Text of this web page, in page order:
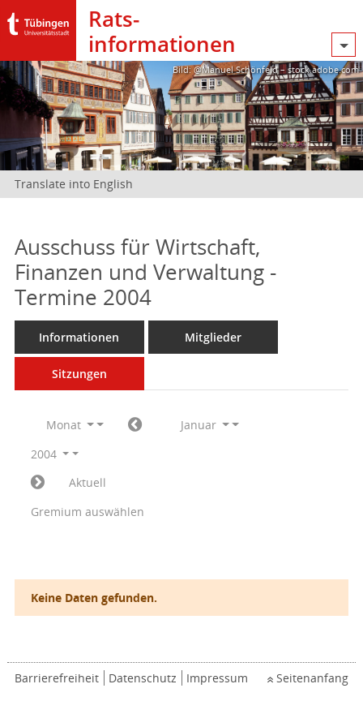
Rats­
informationen
Bild: @Manuel Schönfeld – stock.adobe.com
Translate into English
Ausschuss für Wirtschaft,
Finanzen und Verwaltung -
Termine 2004
Informationen Mitglieder
Sitzungen
Monat
Januar
2004
Aktuell
Gremium auswählen
Keine Daten gefunden.
Barrierefreiheit Datenschutz Impressum Seitenanfang